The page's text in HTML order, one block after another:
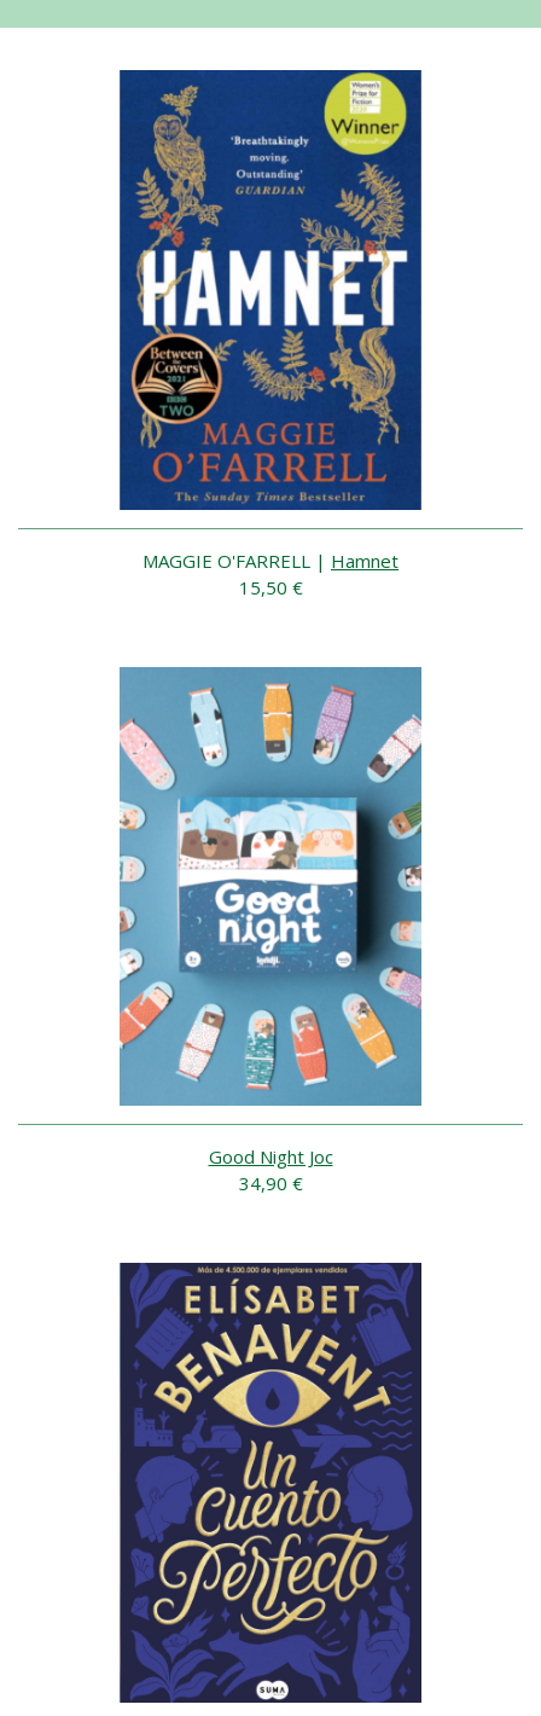
MAGGIE O'FARRELL | Hamnet
15,50 €
Good Night Joc
34,90 €